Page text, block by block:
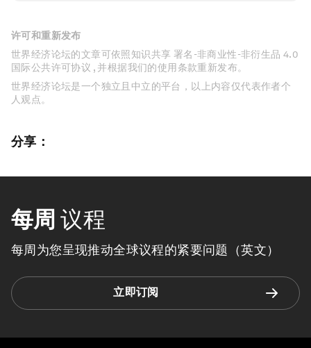
许可和重新发布
世界经济论坛的文章可依照知识共享 署名-非商业性-非衍生品 4.0
国际公共许可协议 , 并根据我们的使用条款重新发布。
世界经济论坛是一个独立且中立的平台，以上内容仅代表作者个
人观点。
分享：
每周 议程
每周为您呈现推动全球议程的紧要问题（英文）
立即订阅